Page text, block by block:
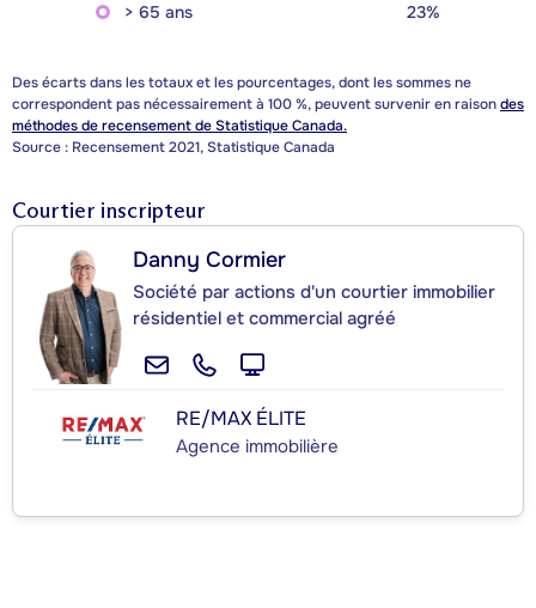
> 65 ans
23%
Des écarts dans les totaux et les pourcentages, dont les sommes ne
correspondent pas nécessairement à 100 %, peuvent survenir en raisondes
méthodes de recensement de Statistique Canada.
Source : Recensement 2021, Statistique Canada
Courtier inscripteur
Danny Cormier
Société par actions d'un courtier immobilier
résidentiel et commercial agréé
RE/MAX ÉLITE
Agence immobilière